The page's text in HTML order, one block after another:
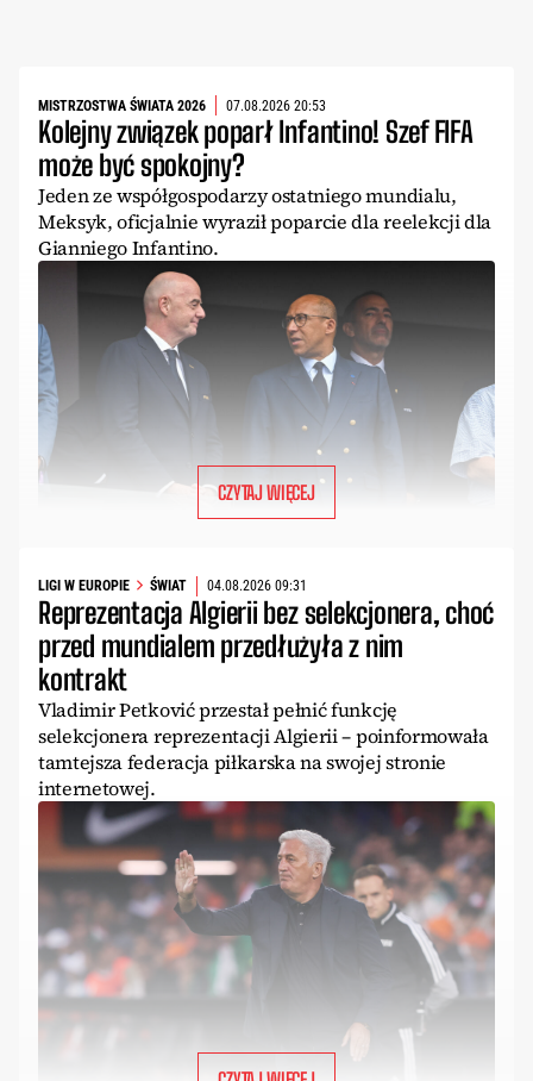
MISTRZOSTWA ŚWIATA 2026 07.08.2026 20:53
Kolejny związek poparł Infantino! Szef FIFA
może być spokojny?
Jeden ze współgospodarzy ostatniego mundialu,
Meksyk, oficjalnie wyraził poparcie dla reelekcji dla
Gianniego Infantino.
CZYTAJ WIĘCEJ
LIGI W EUROPIE ŚWIAT 04.08.2026 09:31
Reprezentacja Algierii bez selekcjonera, choć
przed mundialem przedłużyła z nim
kontrakt
Vladimir Petković przestał pełnić funkcję
selekcjonera reprezentacji Algierii – poinformowała
tamtejsza federacja piłkarska na swojej stronie
internetowej.